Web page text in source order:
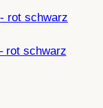
rot schwarz